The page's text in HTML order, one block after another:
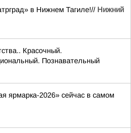
в Нижнем Тагиле!// Нижний
Красочный.
Познавательный
ярмарка-2026» сейчас в самом